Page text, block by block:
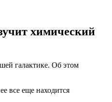
химический
галактике. Об этом
все еще находится